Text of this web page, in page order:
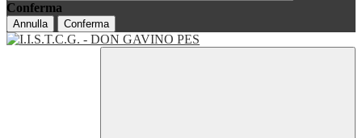
Conferma
Annulla Conferma